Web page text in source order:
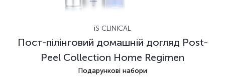
iS CLINICAL
Пост-пілінговий домашній догляд Post-
Peel Collection Home Regimen
Подарункові набори